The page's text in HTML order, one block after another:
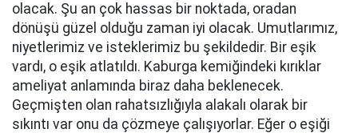
olacak. Şu an çok hassas bir noktada, oradan
dönüşü güzel olduğu zaman iyi olacak. Umutlarımız,
niyetlerimiz ve isteklerimiz bu şekildedir. Bir eşik
vardı, o eşik atlatıldı. Kaburga kemiğindeki kırıklar
ameliyat anlamında biraz daha beklenecek.
Geçmişten olan rahatsızlığıyla alakalı olarak bir
sıkıntı var onu da çözmeye çalışıyorlar. Eğer o eşiği